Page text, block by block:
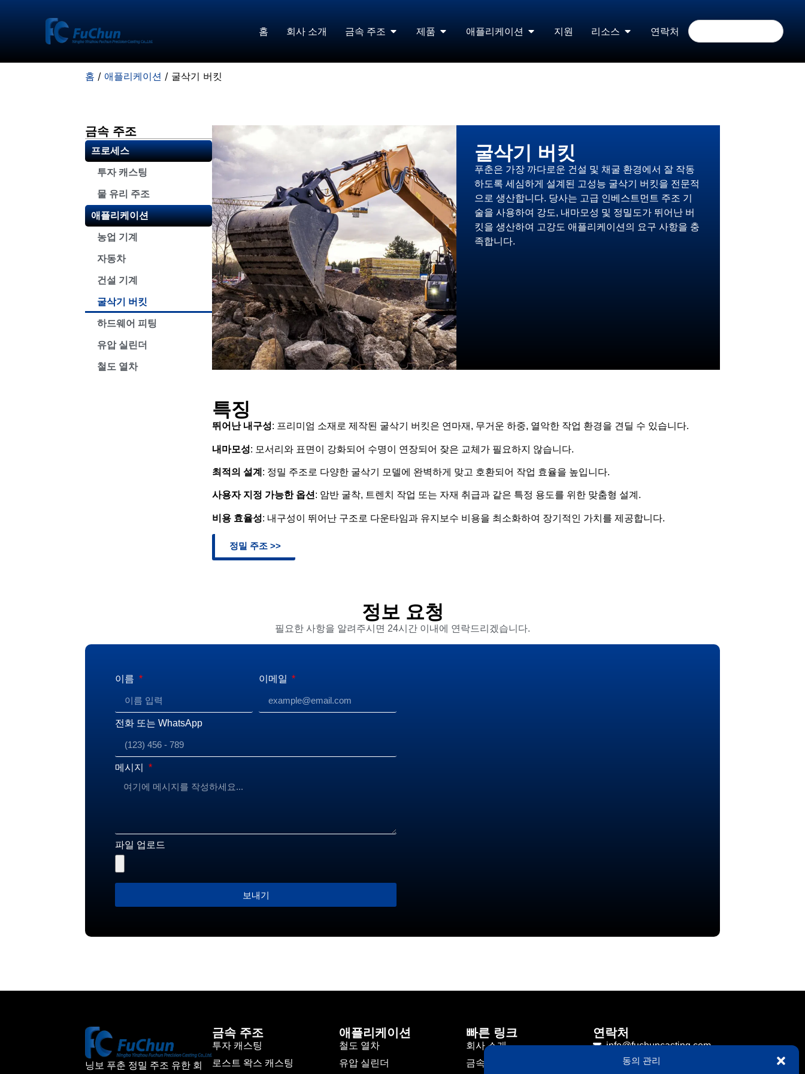
동의 관리
홈 회사 소개 금속 주조 제품 애플리케이션 지원 리소스 연락처
홈 / 애플리케이션 / 굴삭기 버킷
금속 주조
프로세스
투자 캐스팅
물 유리 주조
애플리케이션
농업 기계
자동차
건설 기계
굴삭기 버킷
하드웨어 피팅
유압 실린더
철도 열차
굴삭기 버킷
푸춘은 가장 까다로운 건설 및 채굴 환경에서 잘 작동
하도록 세심하게 설계된 고성능 굴삭기 버킷을 전문적
으로 생산합니다. 당사는 고급 인베스트먼트 주조 기
술을 사용하여 강도, 내마모성 및 정밀도가 뛰어난 버
킷을 생산하여 고강도 애플리케이션의 요구 사항을 충
족합니다.
특징
뛰어난 내구성: 프리미엄 소재로 제작된 굴삭기 버킷은 연마재, 무거운 하중, 열악한 작업 환경을 견딜 수 있습니다.
내마모성: 모서리와 표면이 강화되어 수명이 연장되어 잦은 교체가 필요하지 않습니다.
최적의 설계 : 정밀 주조로 다양한 굴삭기 모델에 완벽하게 맞고 호환되어 작업 효율을 높입니다.
사용자 지정 가능한 옵션 : 암반 굴착, 트렌치 작업 또는 자재 취급과 같은 특정 용도를 위한 맞춤형 설계.
비용 효율성: 내구성이 뛰어난 구조로 다운타임과 유지보수 비용을 최소화하여 장기적인 가치를 제공합니다.
정밀 주조 >>
정보 요청
필요한 사항을 알려주시면 24시간 이내에 연락드리겠습니다.
이름 이메일
전화 또는 WhatsApp
메시지
파일 업로드
보내기
닝보 푸춘 정밀 주조 유한 회
금속 주조
투자 캐스팅
로스트 왁스 캐스팅
애플리케이션
철도 열차
유압 실린더
빠른 링크
회사 소개
금속 주조
연락처
info@fuchuncasting.com
0086-574-89017169